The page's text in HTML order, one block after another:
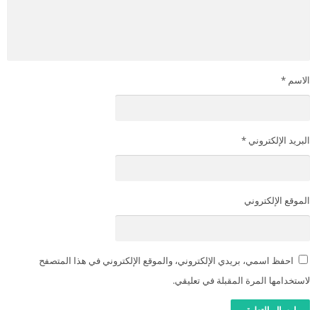
الاسم *
البريد الإلكتروني *
الموقع الإلكتروني
احفظ اسمي، بريدي الإلكتروني، والموقع الإلكتروني في هذا المتصفح
لاستخدامها المرة المقبلة في تعليقي.